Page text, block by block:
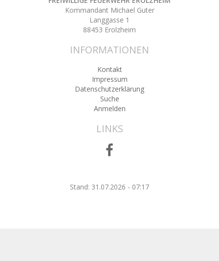
Kommandant Michael Guter
Langgasse 1
88453 Erolzheim
INFORMATIONEN
Kontakt
Impressum
Datenschutzerklärung
Suche
Anmelden
LINKS
Stand: 31.07.2026 - 07:17